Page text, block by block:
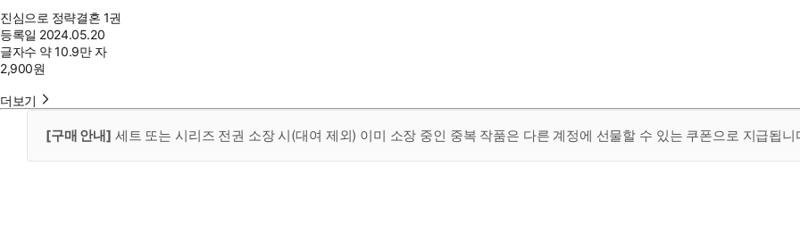
진심으로 정략결혼 1권
등록일 2024.05.20
글자수 약 10.9만 자
2,900원
더보기
[구매 안내] 세트 또는 시리즈 전권 소장 시(대여 제외) 이미 소장 중인 중복 작품은 다른 계정에 선물할 수 있는 쿠폰으로 지급됩니